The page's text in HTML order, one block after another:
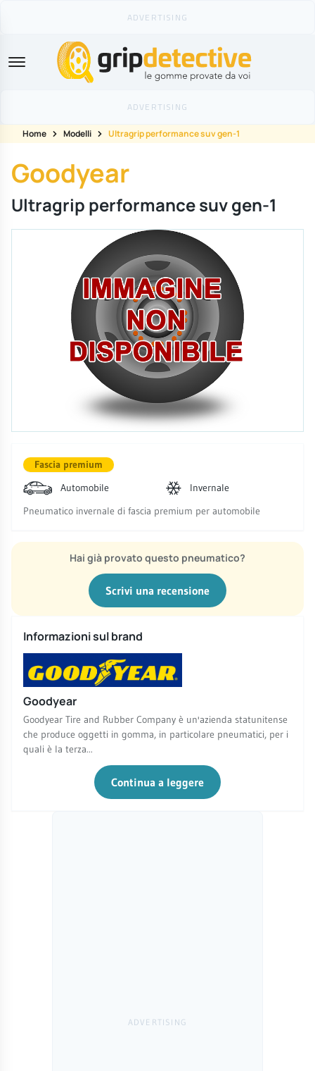
GripDetective
Home Modelli Ultragrip performance suv gen-1
Goodyear
Ultragrip performance suv gen-1
Fascia premium
Automobile
Invernale
Pneumatico invernale di fascia premium per automobile
Hai già provato questo pneumatico?
Scrivi una recensione
Informazioni sul brand
Goodyear
Goodyear Tire and Rubber Company è un'azienda statunitense
che produce oggetti in gomma, in particolare pneumatici, per i
quali è la terza...
Continua a leggere